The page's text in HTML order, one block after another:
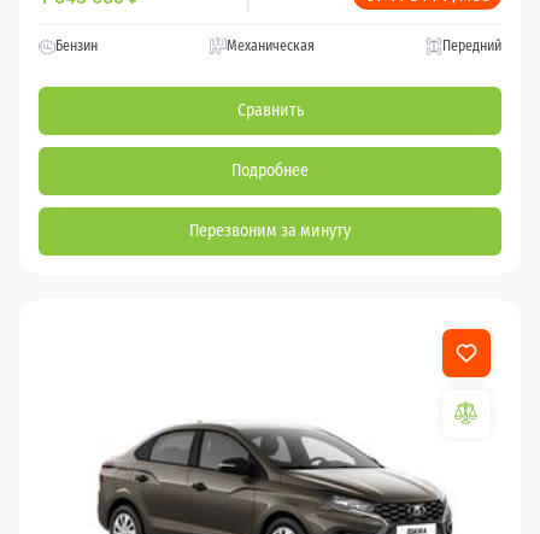
Бензин Механическая Передний
Сравнить
Подробнее
Перезвоним за минуту